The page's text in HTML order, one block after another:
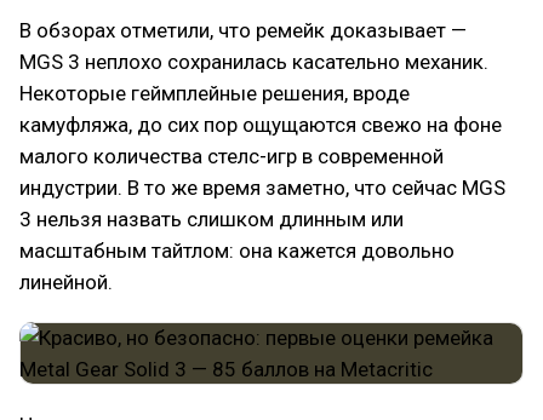
В обзорах отметили, что ремейк доказывает —
MGS 3 неплохо сохранилась касательно механик.
Некоторые геймплейные решения, вроде
камуфляжа, до сих пор ощущаются свежо на фоне
малого количества стелс-игр в современной
индустрии. В то же время заметно, что сейчас MGS
3 нельзя назвать слишком длинным или
масштабным тайтлом: она кажется довольно
линейной.